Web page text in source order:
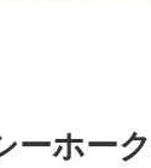
ーホー